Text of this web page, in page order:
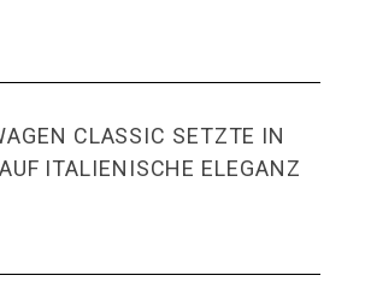
CLASSIC SETZTE IN
ITALIENISCHE ELEGANZ